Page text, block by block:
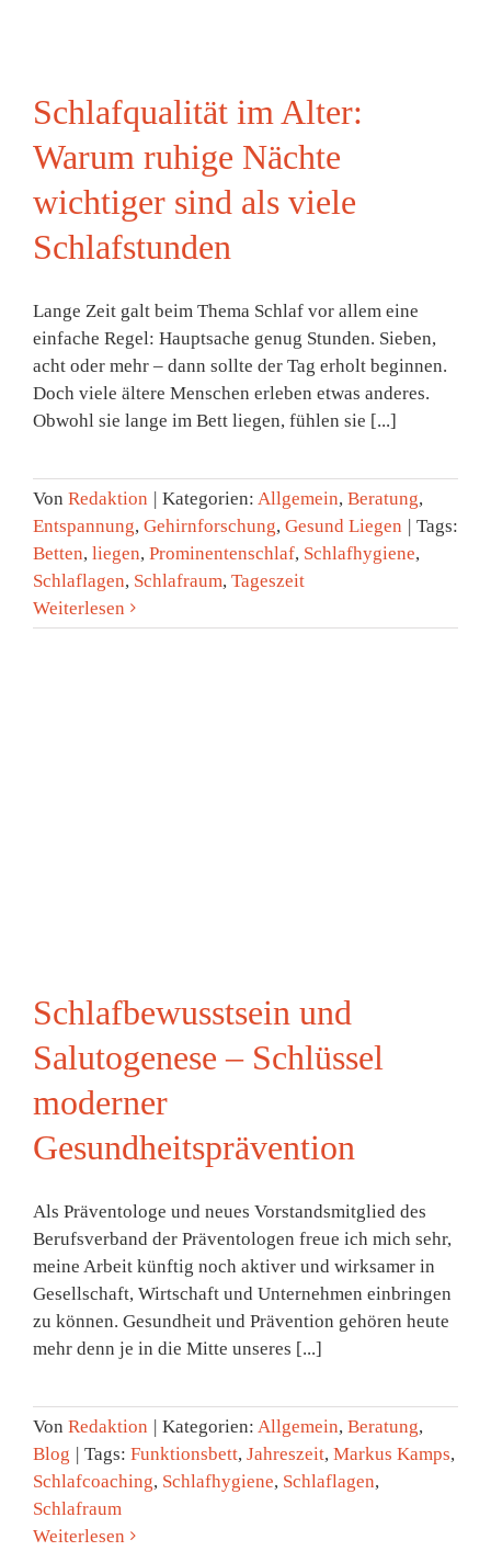
Schlafqualität im Alter:
Warum ruhige Nächte
wichtiger sind als viele
Schlafstunden
Lange Zeit galt beim Thema Schlaf vor allem eine
einfache Regel: Hauptsache genug Stunden. Sieben,
acht oder mehr – dann sollte der Tag erholt beginnen.
Doch viele ältere Menschen erleben etwas anderes.
Obwohl sie lange im Bett liegen, fühlen sie [...]
Von Redaktion | Kategorien: Allgemein, Beratung,
Entspannung, Gehirnforschung, Gesund Liegen | Tags:
Betten, liegen, Prominentenschlaf, Schlafhygiene,
Schlaflagen, Schlafraum, Tageszeit
Weiterlesen
Schlafbewusstsein und
Salutogenese – Schlüssel
moderner
Gesundheitsprävention
Als Präventologe und neues Vorstandsmitglied des
Berufsverband der Präventologen freue ich mich sehr,
meine Arbeit künftig noch aktiver und wirksamer in
Gesellschaft, Wirtschaft und Unternehmen einbringen
zu können. Gesundheit und Prävention gehören heute
mehr denn je in die Mitte unseres [...]
Von Redaktion | Kategorien: Allgemein, Beratung,
Blog | Tags: Funktionsbett, Jahreszeit, Markus Kamps,
Schlafcoaching, Schlafhygiene, Schlaflagen,
Schlafraum
Weiterlesen